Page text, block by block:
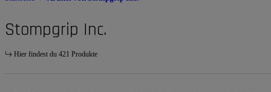
Stompgrip Inc.
Hier findest du 421 Produkte